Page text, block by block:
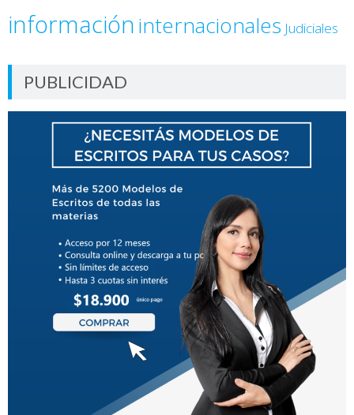
informacióninternacionales Judiciales
PUBLICIDAD